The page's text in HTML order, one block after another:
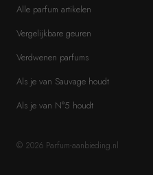
Alle parfum artikelen
Vergelijkbare geuren
Verdwenen parfums
Als je van Sauvage houdt
Als je van N°5 houdt
© 2026 Parfum-aanbieding.nl